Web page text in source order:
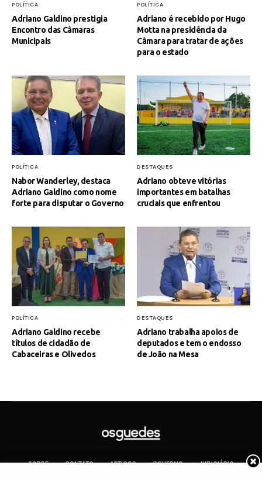
POLÍTICA
Adriano Galdino prestigia
Encontro das Câmaras
Municipais
POLÍTICA
Adriano é recebido por Hugo
Motta na presidência da
Câmara para tratar de ações
para o estado
POLÍTICA
Nabor Wanderley, destaca
Adriano Galdino como nome
forte para disputar o Governo
DESTAQUES
Adriano obteve vitórias
importantes em batalhas
cruciais que enfrentou
POLÍTICA
Adriano Galdino recebe
títulos de cidadão de
Cabaceiras e Olivedos
DESTAQUES
Adriano trabalha apoios de
deputados e tem o endosso
de João na Mesa
SOBRE CONTATO ARTIGOS GOVERNO
JUDICIÁRIO